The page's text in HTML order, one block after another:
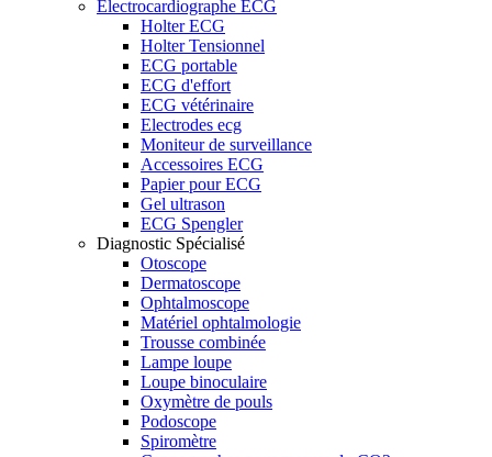
Electrocardiographe ECG
Holter ECG
Holter Tensionnel
ECG portable
ECG d'effort
ECG vétérinaire
Electrodes ecg
Moniteur de surveillance
Accessoires ECG
Papier pour ECG
Gel ultrason
ECG Spengler
Diagnostic Spécialisé
Otoscope
Dermatoscope
Ophtalmoscope
Matériel ophtalmologie
Trousse combinée
Lampe loupe
Loupe binoculaire
Oxymètre de pouls
Podoscope
Spiromètre